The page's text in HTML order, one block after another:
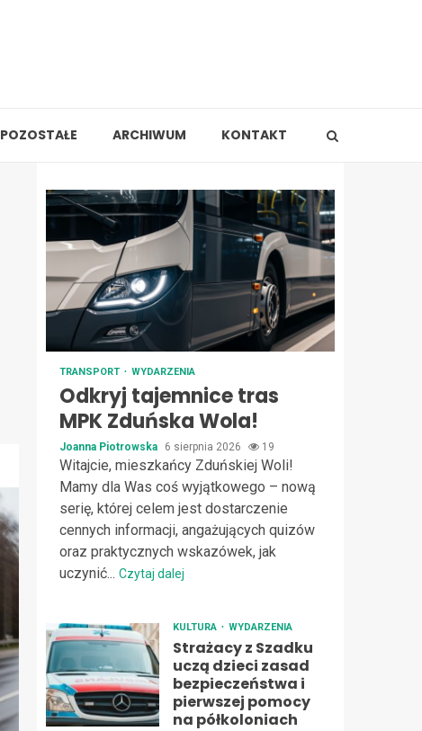
POZOSTAŁE ARCHIWUM KONTAKT
TRANSPORT WYDARZENIA
Odkryj tajemnice tras
MPK Zduńska Wola!
Joanna Piotrowska 6 sierpnia 2026 19
Witajcie, mieszkańcy Zduńskiej Woli!
Mamy dla Was coś wyjątkowego – nową
serię, której celem jest dostarczenie
cennych informacji, angażujących quizów
oraz praktycznych wskazówek, jak
uczynić... Czytaj dalej
KULTURA WYDARZENIA
Strażacy z Szadku
uczą dzieci zasad
bezpieczeństwa i
pierwszej pomocy
na półkoloniach